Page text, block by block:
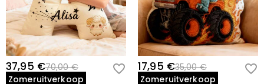
37,95 €70,00 €
Zomeruitverkoop
17,95 €35,00 €
Zomeruitverkoop